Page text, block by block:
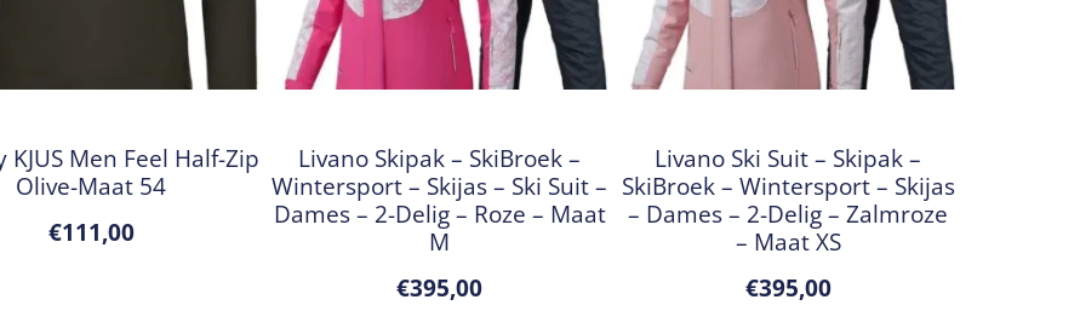
KJUS Men Feel Half-Zip
Olive-Maat 54
€111,00
Livano Skipak – SkiBroek –
Wintersport – Skijas – Ski Suit –
Dames – 2-Delig – Roze – Maat
M
€395,00
Livano Ski Suit – Skipak –
SkiBroek – Wintersport – Skijas
– Dames – 2-Delig – Zalmroze
– Maat XS
€395,00